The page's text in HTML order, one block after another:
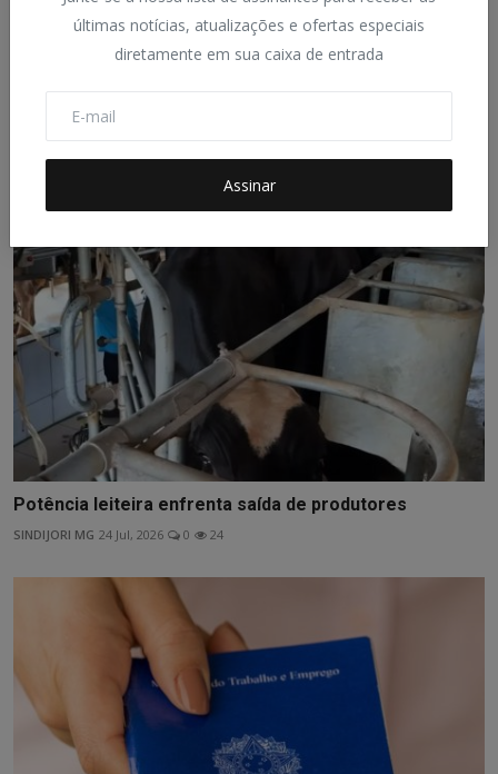
últimas notícias, atualizações e ofertas especiais
diretamente em sua caixa de entrada
Assinar
Publicações Relacionadas
Potência leiteira enfrenta saída de produtores
SINDIJORI MG 24 Jul, 2026 0 24